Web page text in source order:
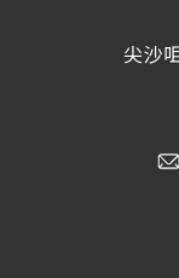
尖沙